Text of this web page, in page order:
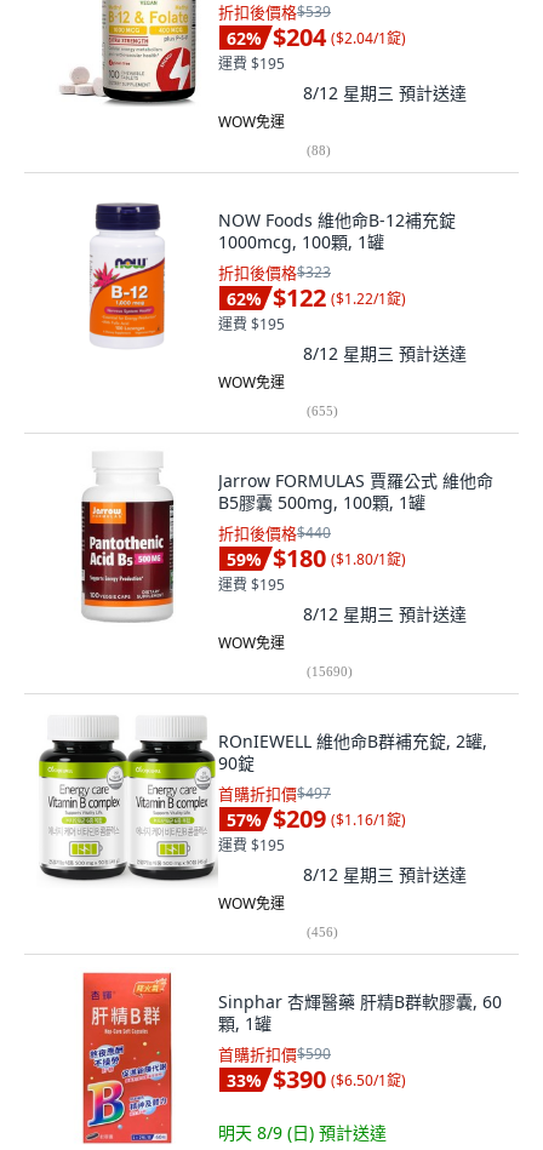
折扣後價格$539
62% $204 ($2.04/1錠)
運費 $195
8/12 星期三 預計送達
WOW免運
(88)
NOW Foods 維他命B-12補充錠
1000mcg, 100顆, 1罐
折扣後價格$323
62% $122 ($1.22/1錠)
運費 $195
8/12 星期三 預計送達
WOW免運
(655)
Jarrow FORMULAS 賈羅公式 維他命
B5膠囊 500mg, 100顆, 1罐
折扣後價格$440
59% $180 ($1.80/1錠)
運費 $195
8/12 星期三 預計送達
WOW免運
(15690)
ROnIEWELL 維他命B群補充錠, 2罐,
90錠
首購折扣價$497
57% $209 ($1.16/1錠)
運費 $195
8/12 星期三 預計送達
WOW免運
(456)
Sinphar 杏輝醫藥 肝精B群軟膠囊, 60
顆, 1罐
首購折扣價$590
33% $390 ($6.50/1錠)
明天 8/9 (日) 預計送達